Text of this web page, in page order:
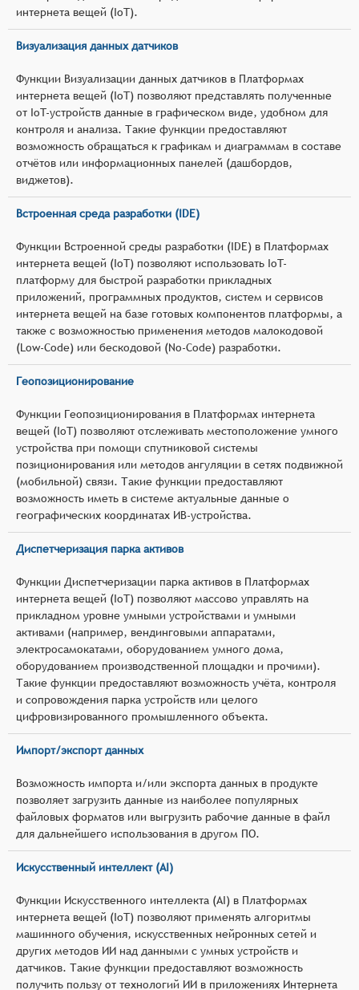
интернета вещей (IoT).
Визуализация данных датчиков
Функции Визуализации данных датчиков в Платформах
интернета вещей (IoT) позволяют представлять полученные
от IoT-устройств данные в графическом виде, удобном для
контроля и анализа. Такие функции предоставляют
возможность обращаться к графикам и диаграммам в составе
отчётов или информационных панелей (дашбордов,
виджетов).
Встроенная среда разработки (IDE)
Функции Встроенной среды разработки (IDE) в Платформах
интернета вещей (IoT) позволяют использовать IoT-
платформу для быстрой разработки прикладных
приложений, программных продуктов, систем и сервисов
интернета вещей на базе готовых компонентов платформы, а
также с возможностью применения методов малокодовой
(Low-Code) или бескодовой (No-Code) разработки.
Геопозиционирование
Функции Геопозиционирования в Платформах интернета
вещей (IoT) позволяют отслеживать местоположение умного
устройства при помощи спутниковой системы
позиционирования или методов ангуляции в сетях подвижной
(мобильной) связи. Такие функции предоставляют
возможность иметь в системе актуальные данные о
географических координатах ИВ-устройства.
Диспетчеризация парка активов
Функции Диспетчеризации парка активов в Платформах
интернета вещей (IoT) позволяют массово управлять на
прикладном уровне умными устройствами и умными
активами (например, вендинговыми аппаратами,
электросамокатами, оборудованием умного дома,
оборудованием производственной площадки и прочими).
Такие функции предоставляют возможность учёта, контроля
и сопровождения парка устройств или целого
цифровизированного промышленного объекта.
Импорт/экспорт данных
Возможность импорта и/или экспорта данных в продукте
позволяет загрузить данные из наиболее популярных
файловых форматов или выгрузить рабочие данные в файл
для дальнейшего использования в другом ПО.
Искусственный интеллект (AI)
Функции Искусственного интеллекта (AI) в Платформах
интернета вещей (IoT) позволяют применять алгоритмы
машинного обучения, искусственных нейронных сетей и
других методов ИИ над данными с умных устройств и
датчиков. Такие функции предоставляют возможность
получить пользу от технологий ИИ в приложениях Интернета